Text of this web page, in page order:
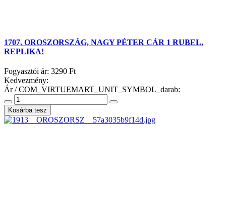
1707, OROSZORSZÁG, NAGY PÉTER CÁR 1 RUBEL,
REPLIKA!
Fogyasztói ár: 3290 Ft
Kedvezmény:
Ár / COM_VIRTUEMART_UNIT_SYMBOL_darab: